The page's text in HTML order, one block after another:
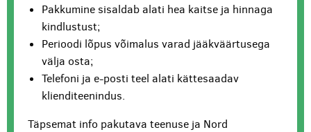
Pakkumine sisaldab alati hea kaitse ja hinnaga
kindlustust;
Perioodi lõpus võimalus varad jääkväärtusega
välja osta;
Telefoni ja e-posti teel alati kättesaadav
klienditeenindus.
Täpsemat info pakutava teenuse ja Nord